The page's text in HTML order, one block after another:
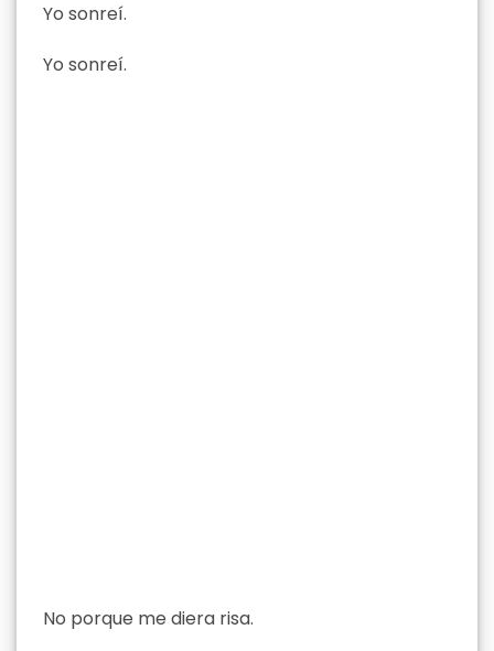
Yo sonreí.
Yo sonreí.
No porque me diera risa.